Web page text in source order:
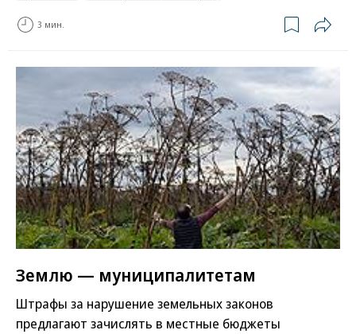
3 мин.
Землю — муниципалитетам
Штрафы за нарушение земельных законов
предлагают зачислять в местные бюджеты